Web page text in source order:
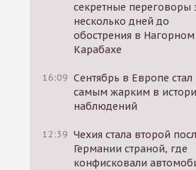
секретные переговоры
несколько дней до
обострения в Нагорном
Карабахе
16:09 Сентябрь в Европе стал
самым жарким в
наблюдений
12:39 Чехия стала второй
Германии страной, где
конфисковали